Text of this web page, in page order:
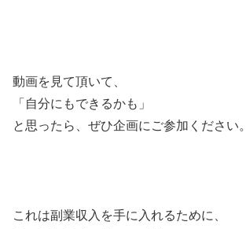
動画を見て頂いて、
「自分にもできるかも」
と思ったら、ぜひ企画にご参加ください。
これは副業収入を手に入れるために、